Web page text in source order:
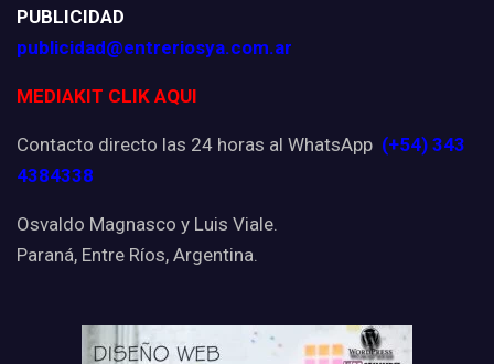
PUBLICIDAD
publicidad@entreriosya.com.ar
MEDIAKIT CLIK AQUI
Contacto directo las 24 horas al WhatsApp (+54) 343
4384338
Osvaldo Magnasco y Luis Viale.
Paraná, Entre Ríos, Argentina.